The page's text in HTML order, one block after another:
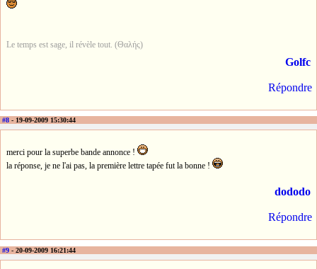
Le temps est sage, il révèle tout. (Θαλής)
Golfc
Répondre
#8 - 19-09-2009 15:30:44
merci pour la superbe bande annonce !
la réponse, je ne l'ai pas, la première lettre tapée fut la bonne !
dododo
Répondre
#9 - 20-09-2009 16:21:44